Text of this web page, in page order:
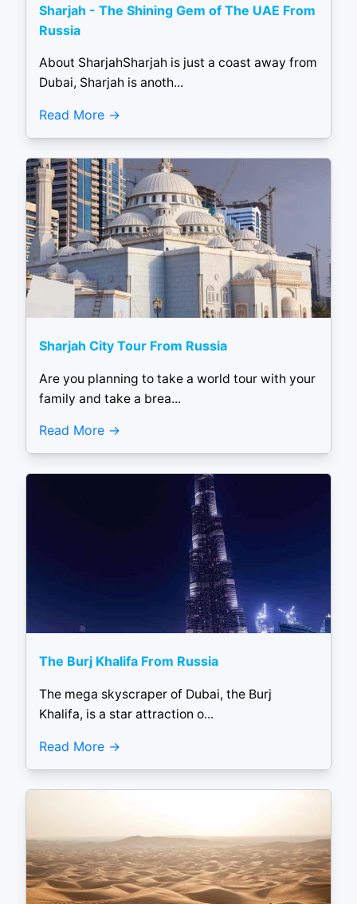
Sharjah - The Shining Gem of The UAE From
Russia
About SharjahSharjah is just a coast away from
Dubai, Sharjah is anoth...
Read More
Sharjah City Tour From Russia
Are you planning to take a world tour with your
family and take a brea...
Read More
The Burj Khalifa From Russia
The mega skyscraper of Dubai, the Burj
Khalifa, is a star attraction o...
Read More